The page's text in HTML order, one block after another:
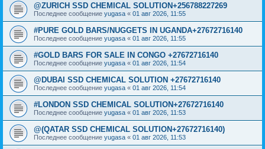
@ZURICH SSD CHEMICAL SOLUTION+256788227269
Последнее сообщение yugasa « 01 авг 2026, 11:55
#PURE GOLD BARS/NUGGETS IN UGANDA+27672716140
Последнее сообщение yugasa « 01 авг 2026, 11:55
#GOLD BARS FOR SALE IN CONGO +27672716140
Последнее сообщение yugasa « 01 авг 2026, 11:54
@DUBAI SSD CHEMICAL SOLUTION +27672716140
Последнее сообщение yugasa « 01 авг 2026, 11:54
#LONDON SSD CHEMICAL SOLUTION+27672716140
Последнее сообщение yugasa « 01 авг 2026, 11:53
@(QATAR SSD CHEMICAL SOLUTION+27672716140)
Последнее сообщение yugasa « 01 авг 2026, 11:53